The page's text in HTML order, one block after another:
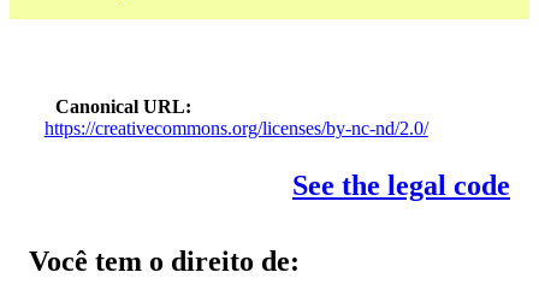
Canonical URL
https://creativecommons.org/licenses/by-nc-nd/2.0/
See the legal code
Você tem o direito de: